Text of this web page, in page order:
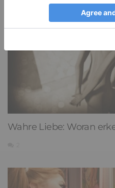
Wahre Liebe: Woran